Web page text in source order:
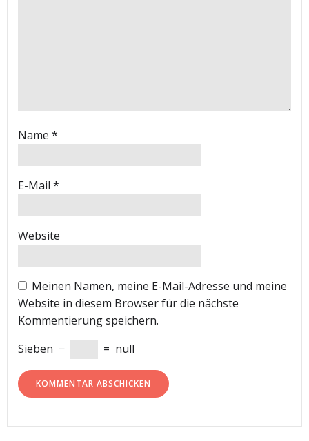
Name *
E-Mail *
Website
Meinen Namen, meine E-Mail-Adresse und meine
Website in diesem Browser für die nächste
Kommentierung speichern.
Sieben − = null